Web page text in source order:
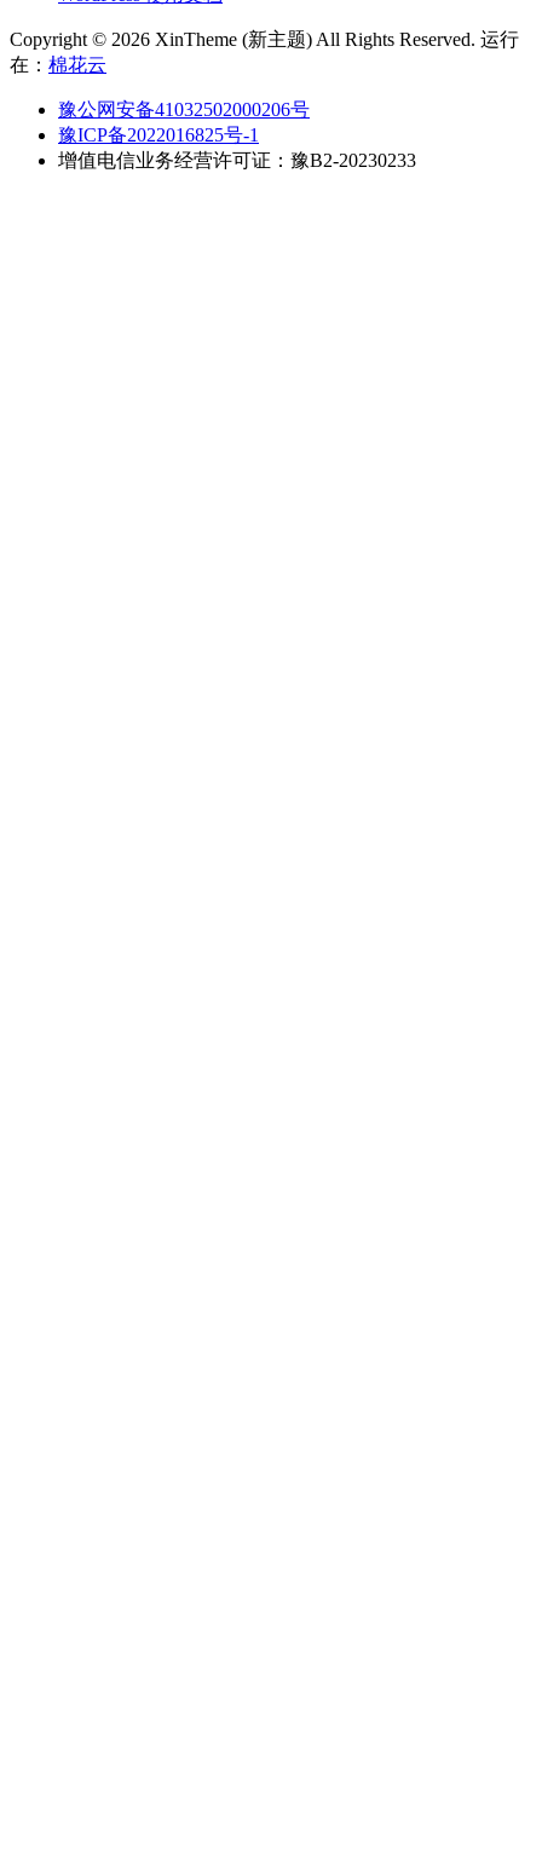
Copyright © 2026 XinTheme (新主题) All Rights Reserved. 运行
在： 棉花云
豫公网安备41032502000206号
豫ICP备2022016825号-1
增值电信业务经营许可证：豫B2-20230233